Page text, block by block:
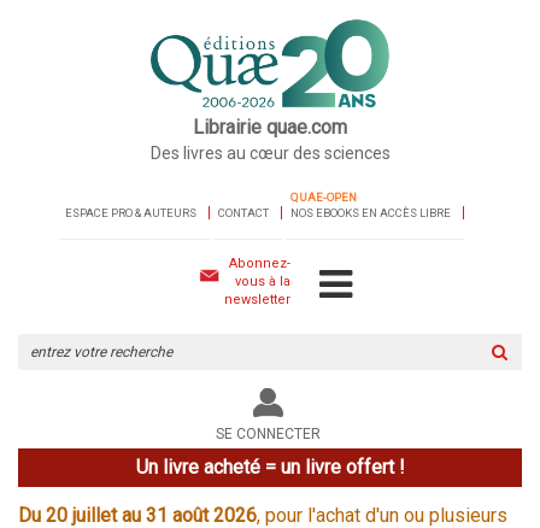
Librairie quae.com
Des livres au cœur des sciences
ESPACE PRO & AUTEURS CONTACT
QUAE-OPEN
NOS EBOOKS EN ACCÈS LIBRE
Abonnez-
vous à la
newsletter
le
site
SE CONNECTER
Un livre acheté = un livre offert !
Du 20 juillet au 31 août 2026, pour l'achat d'un ou plusieurs